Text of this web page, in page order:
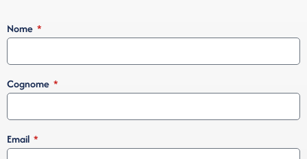
Nome
Cognome
Email